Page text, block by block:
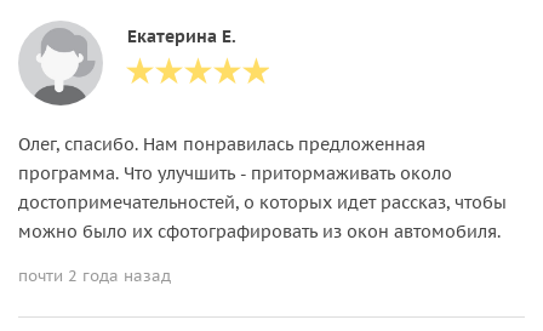
Екатерина Е.
Олег, спасибо. Нам понравилась предложенная
программа. Что улучшить - притормаживать около
достопримечательностей, о которых идет рассказ, чтобы
можно было их сфотографировать из окон автомобиля.
почти 2 года назад